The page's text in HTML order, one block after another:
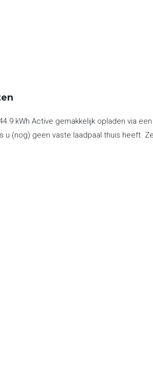
kWh Active gemakkelijk opladen via
(nog) geen vaste laadpaal thuis heeft.